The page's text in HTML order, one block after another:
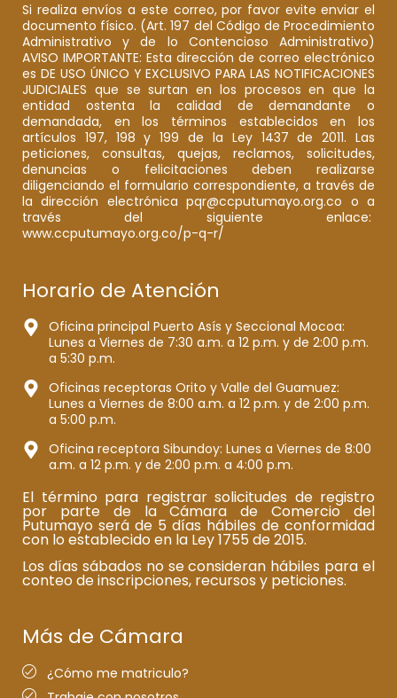
Si realiza envíos a este correo, por favor evite enviar el
documento físico. (Art. 197 del Código de Procedimiento
Administrativo y de lo Contencioso Administrativo)
AVISO IMPORTANTE: Esta dirección de correo electrónico
es DE USO ÚNICO Y EXCLUSIVO PARA LAS NOTIFICACIONES
JUDICIALES que se surtan en los procesos en que la
entidad ostenta la calidad de demandante o
demandada, en los términos establecidos en los
artículos 197, 198 y 199 de la Ley 1437 de 2011. Las
peticiones, consultas, quejas, reclamos, solicitudes,
denuncias o felicitaciones deben realizarse
diligenciando el formulario correspondiente, a través de
la dirección electrónica pqr@ccputumayo.org.co o a
través del siguiente enlace:
www.ccputumayo.org.co/p-q-r/
Horario de Atención
Oficina principal Puerto Asís y Seccional Mocoa:
Lunes a Viernes de 7:30 a.m. a 12 p.m. y de 2:00 p.m.
a 5:30 p.m.
Oficinas receptoras Orito y Valle del Guamuez:
Lunes a Viernes de 8:00 a.m. a 12 p.m. y de 2:00 p.m.
a 5:00 p.m.
Oficina receptora Sibundoy: Lunes a Viernes de 8:00
a.m. a 12 p.m. y de 2:00 p.m. a 4:00 p.m.
El término para registrar solicitudes de registro
por parte de la Cámara de Comercio del
Putumayo será de 5 días hábiles de conformidad
con lo establecido en la Ley 1755 de 2015.
Los días sábados no se consideran hábiles para el
conteo de inscripciones, recursos y peticiones.
Más de Cámara
¿Cómo me matriculo?